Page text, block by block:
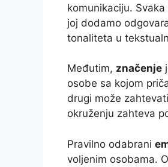
komunikaciju. Svaka
joj dodamo
tonaliteta u
Međutim, značenje
osobe sa kojom
drugi može
okruženju zahteva
Pravilno odabrani
voljenim osobama.